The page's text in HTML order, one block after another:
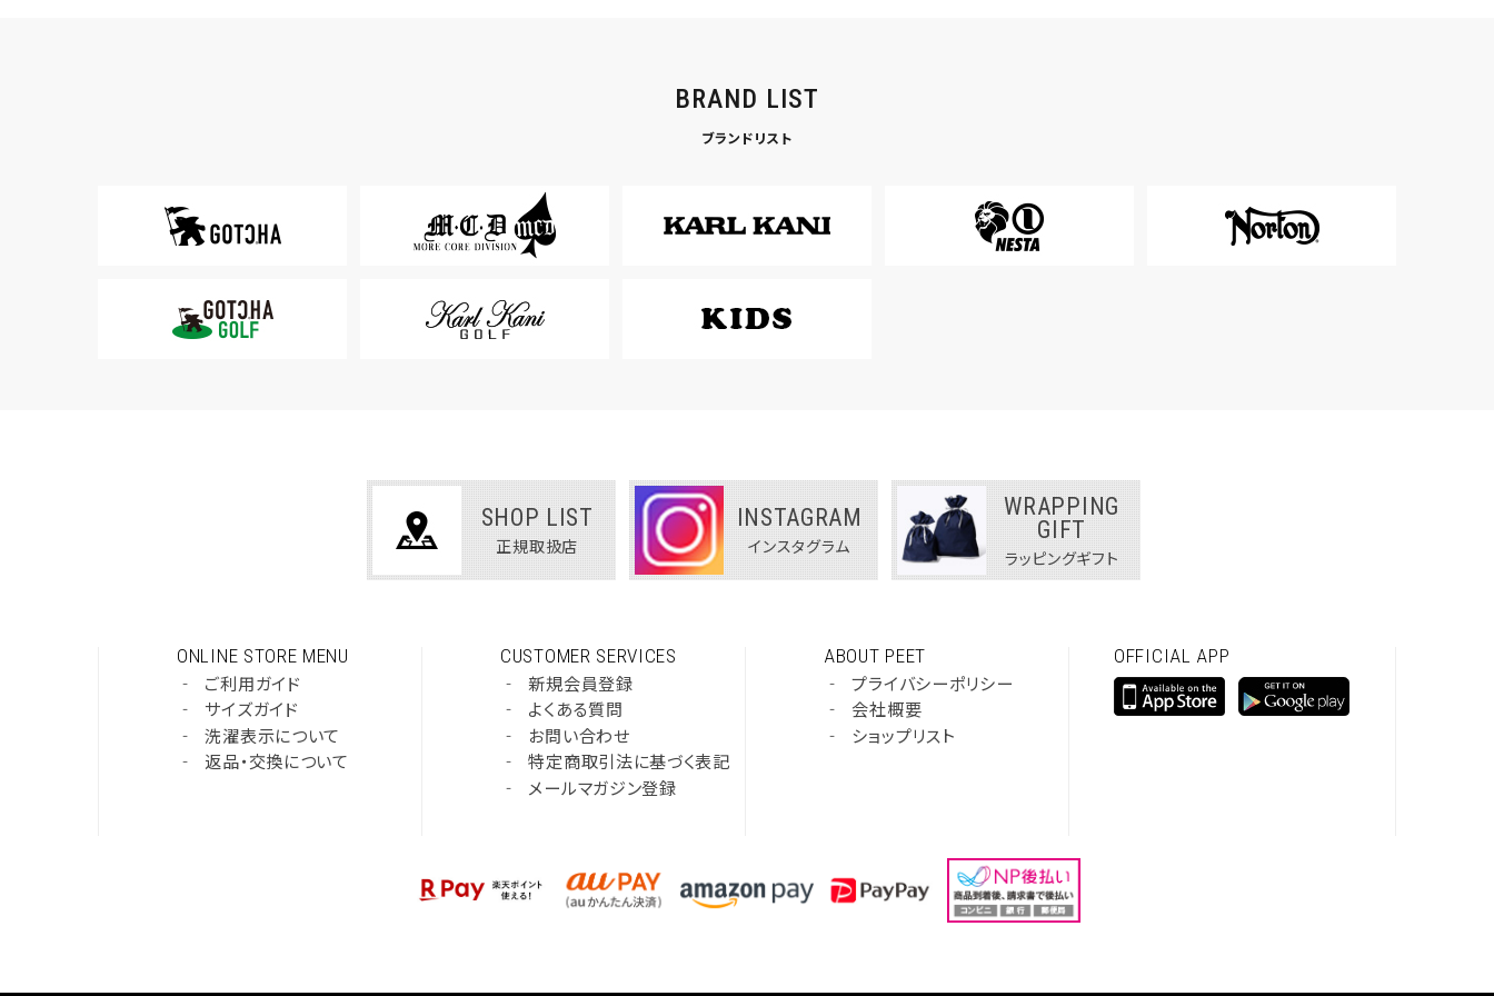
BRAND LIST
ブランドリスト
SHOP LIST
正規取扱店
INSTAGRAM
インスタグラム
WRAPPING
GIFT
ラッピングギフト
ONLINE STORE MENU
‐
ご利用ガイド
‐
サイズガイド
‐
洗濯表示について
‐
返品・交換について
CUSTOMER SERVICES
‐
新規会員登録
‐
よくある質問
‐
お問い合わせ
‐
特定商取引法に基づく表記
‐
メールマガジン登録
ABOUT PEET
‐
プライバシーポリシー
‐
会社概要
‐
ショップリスト
OFFICIAL APP